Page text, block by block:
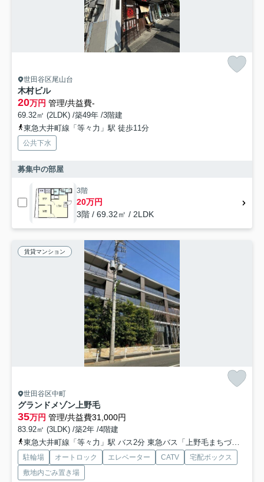
世田谷区尾山台
木村ビル
20万円 管理/共益費-
69.32㎡ (2LDK) /築49年 /3階建
東急大井町線「等々力」駅 徒歩11分
公共下水
募集中の部屋
3階
20万円
3階 / 69.32㎡ / 2LDK
賃貸マンション
世田谷区中町
グランドメゾン上野毛
35万円 管理/共益費31,000円
83.92㎡ (3LDK) /築2年 /4階建
東急大井町線「等々力」駅 バス2分 東急バス「上野毛まちづくりセンター」 停歩2分
駐輪場 オートロック エレベーター CATV
宅配ボックス
敷地内ごみ置き場